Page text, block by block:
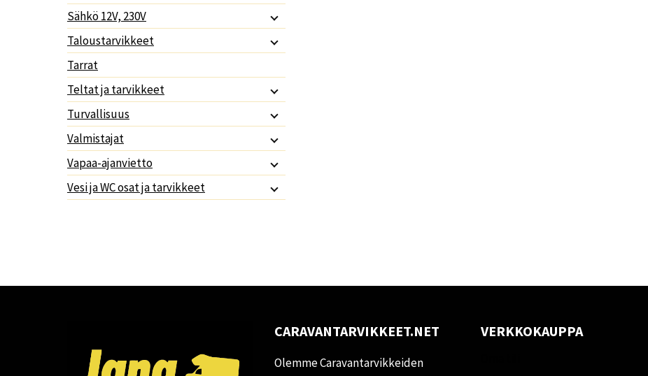
Sähkö 12V, 230V
Taloustarvikkeet
Tarrat
Teltat ja tarvikkeet
Turvallisuus
Valmistajat
Vapaa-ajanvietto
Vesi ja WC osat ja tarvikkeet
CARAVANTARVIKKEET.NET
Olemme Caravantarvikkeiden
VERKKOKAUPPA